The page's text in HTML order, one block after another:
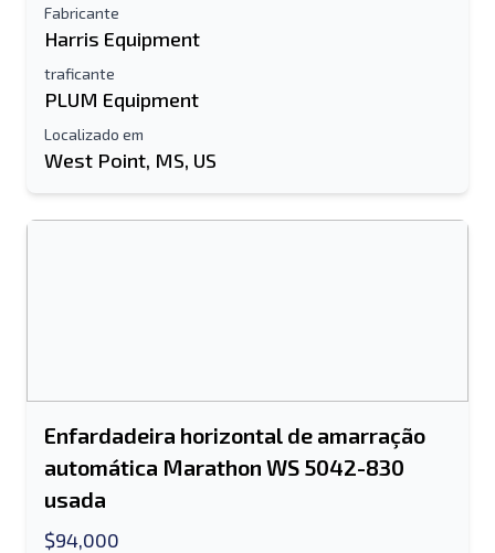
Fabricante
Harris Equipment
traficante
PLUM Equipment
Localizado em
West Point, MS, US
Enfardadeira horizontal de amarração
automática Marathon WS 5042-830
usada
$94,000